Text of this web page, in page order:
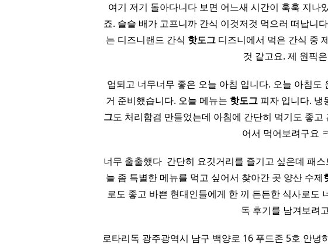
여기 저기 돌아다니다 보면 어느새 시간이 훅훅 지나
죠. 슬슬 배가 고프니까 간식 이것저것 먹으러 떠납니
는 디즈니랜드 간식 핫도그디즈니에서 먹은 간식 중
것 같고요. 제 원픽
업되고 너무너무 좋은 오늘 아침 입니다. 오늘 아침
거 준비했습니다. 오늘 메뉴는 핫도그피자 입니다. 냉
그도 처리함겸 만들었는데 아침에 간단히 먹기도 좋
어서 먹어보려구요
너무 출출했다 ​ 간단히 요깃거리를 즐기고 싶은데 패
늘 좀 특별한 메뉴를 먹고 싶어서 찾아간 곳 양산 수제
로도 좋고 바쁜 현대인들에게 한 끼 든든한 식사로도
독 후기를 남겨보려
로타리독 광주광역시 남구 백양로 16 푸드존 5호 안녕